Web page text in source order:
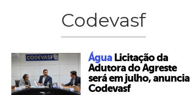
Codevasf
Água Licitação da
Adutora do Agreste
será em julho, anuncia
Codevasf